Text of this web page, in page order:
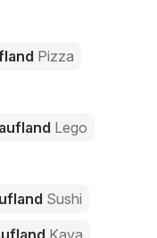
Pizza
Lego
Sushi